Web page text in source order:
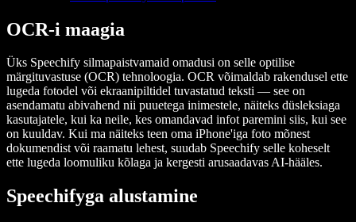
OCR-i maagia
Üks Speechify silmapaistvamaid omadusi on selle optilise
märgituvastuse (OCR) tehnoloogia. OCR võimaldab rakendusel ette
lugeda fotodel või ekraanipiltidel tuvastatud teksti — see on
asendamatu abivahend nii puuetega inimestele, näiteks düsleksiaga
kasutajatele, kui ka neile, kes omandavad infot paremini siis, kui see
on kuuldav. Kui ma näiteks teen oma iPhone'iga foto mõnest
dokumendist või raamatu lehest, suudab Speechify selle koheselt
ette lugeda loomuliku kõlaga ja kergesti arusaadavas AI-hääles.
Speechifyga alustamine